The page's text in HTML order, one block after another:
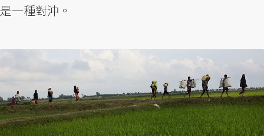
是一種對沖。